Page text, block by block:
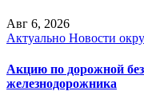
Авг 6, 2026
Актуально Новости
Акцию по дорожной
железнодорожника